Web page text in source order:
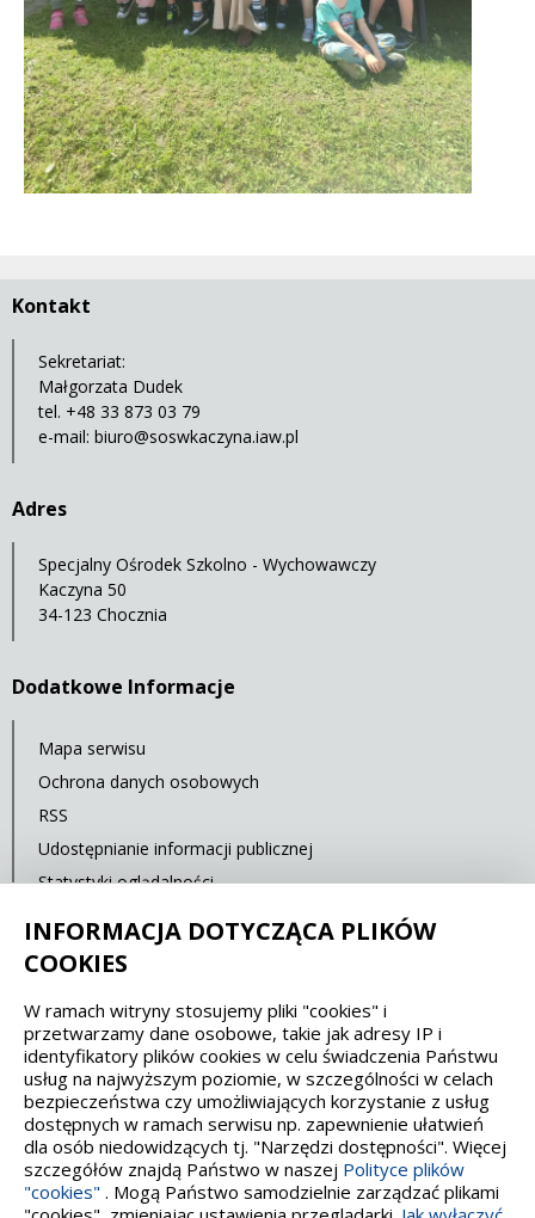
Kontakt
Sekretariat:
Małgorzata Dudek
tel. +48 33 873 03 79
e-mail: biuro@soswkaczyna.iaw.pl
Adres
Specjalny Ośrodek Szkolno - Wychowawczy
Kaczyna 50
34-123 Chocznia
Dodatkowe Informacje
Mapa serwisu
Ochrona danych osobowych
RSS
Udostępnianie informacji publicznej
Statystyki oglądalności
Spełniamy standardy dostępności oraz W3C
WCAG 2.1 SECTION 508 EAA/EN 301549
IS 5568
INFORMACJA DOTYCZĄCA PLIKÓW
COOKIES
W ramach witryny stosujemy pliki "cookies" i
przetwarzamy dane osobowe, takie jak adresy IP i
identyfikatory plików cookies w celu świadczenia Państwu
usług na najwyższym poziomie, w szczególności w celach
bezpieczeństwa czy umożliwiających korzystanie z usług
dostępnych w ramach serwisu np. zapewnienie ułatwień
dla osób niedowidzących tj. "Narzędzi dostępności". Więcej
szczegółów znajdą Państwo w naszej Polityce plików
"cookies" . Mogą Państwo samodzielnie zarządzać plikami